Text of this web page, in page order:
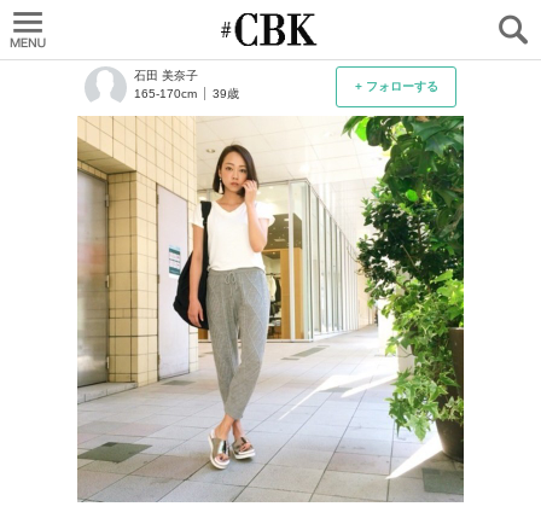
+ フォローする
石田 美奈子
165-170cm
39歳